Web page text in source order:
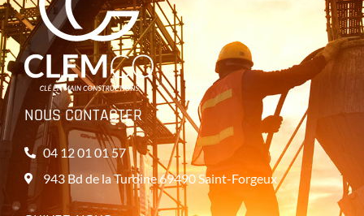
NOUS CONTACTER
04 12 01 01 57
943 Bd de la Turdine 69490 Saint-Forgeux